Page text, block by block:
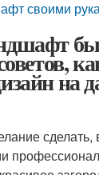
своими
на
сделать,